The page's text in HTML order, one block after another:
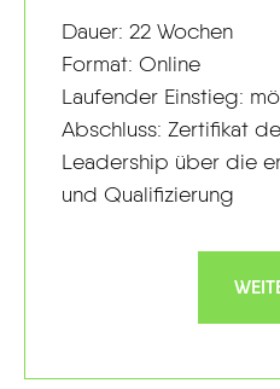
Dauer: 22 Wochen
Format: Online
Laufender Einstieg:
Abschluss: Zertifikat
Leadership über die
und Qualifizierung